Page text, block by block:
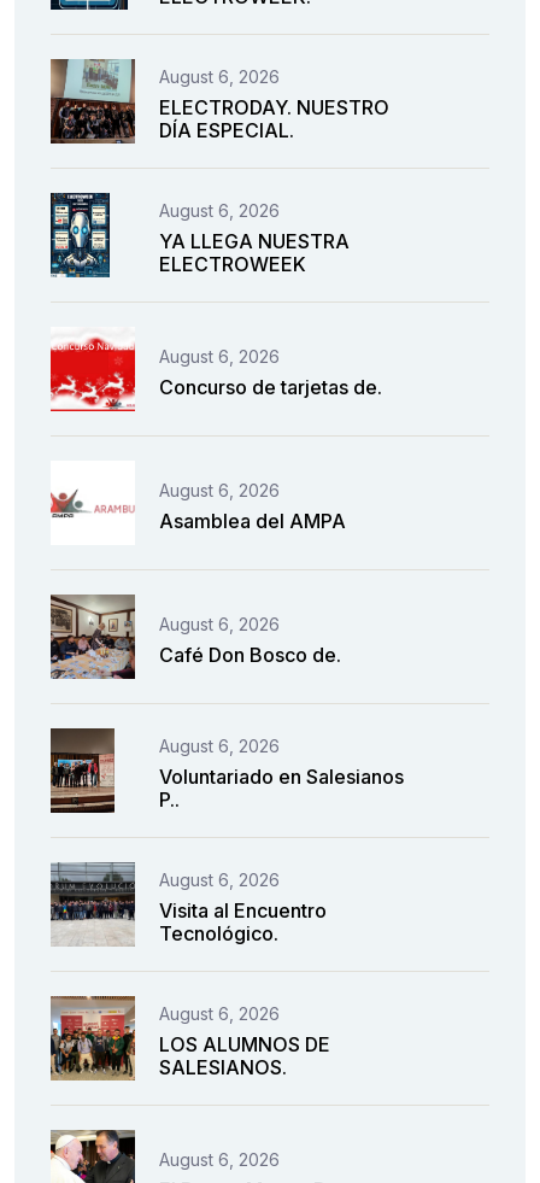
August 6, 2026
ELECTRODAY. NUESTRO
DÍA ESPECIAL.
August 6, 2026
YA LLEGA NUESTRA
ELECTROWEEK
August 6, 2026
Concurso de tarjetas de.
August 6, 2026
Asamblea del AMPA
August 6, 2026
Café Don Bosco de.
August 6, 2026
Voluntariado en Salesianos
P..
August 6, 2026
Visita al Encuentro
Tecnológico.
August 6, 2026
LOS ALUMNOS DE
SALESIANOS.
August 6, 2026